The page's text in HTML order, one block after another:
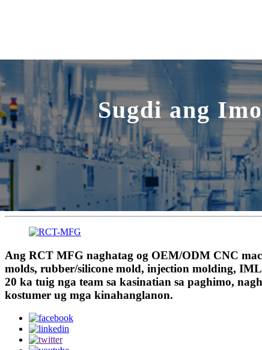
Sugdi ang
Ang RCT MFG naghatag og OEM/ODM CNC
molds, rubber/silicone mold, injection molding,
20 ka tuig nga team sa kasinatian sa paghimo,
kostumer ug mga kinahanglanon.